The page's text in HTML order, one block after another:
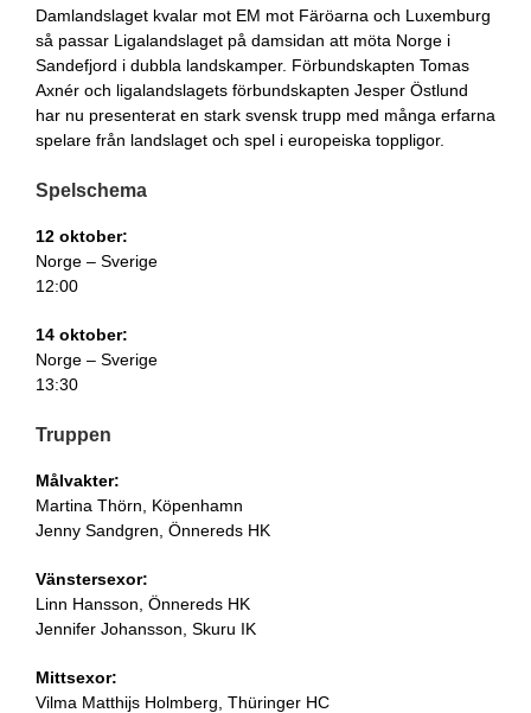
Damlandslaget kvalar mot EM mot Färöarna och Luxemburg
så passar Ligalandslaget på damsidan att möta Norge i
Sandefjord i dubbla landskamper. Förbundskapten Tomas
Axnér och ligalandslagets förbundskapten Jesper Östlund
har nu presenterat en stark svensk trupp med många erfarna
spelare från landslaget och spel i europeiska toppligor.
Spelschema
12 oktober:
Norge – Sverige
12:00
14 oktober:
Norge – Sverige
13:30
Truppen
Målvakter:
Martina Thörn, Köpenhamn
Jenny Sandgren, Önnereds HK
Vänstersexor:
Linn Hansson, Önnereds HK
Jennifer Johansson, Skuru IK
Mittsexor:
Vilma Matthijs Holmberg, Thüringer HC